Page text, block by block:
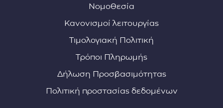
Νομοθεσία
Κανονισμοί λειτουργίας
Τιμολογιακή Πολιτική
Τρόποι Πληρωμής
Δήλωση Προσβασιμότητας
Πολιτική προστασίας δεδομένων